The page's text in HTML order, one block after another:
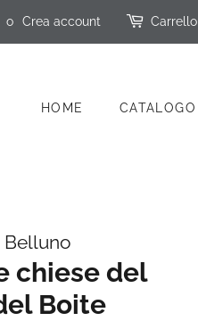
o Crea account Carrello
HOME CATALOGO
chiese del
Boite